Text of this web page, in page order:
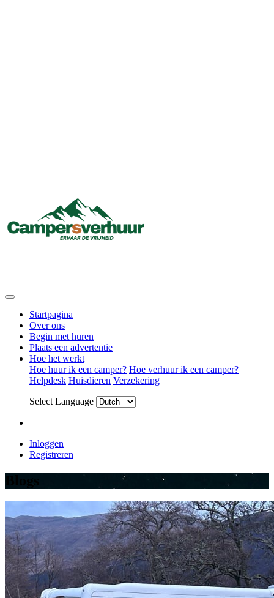
Startpagina
Over ons
Begin met huren
Plaats een advertentie
Hoe het werkt
Hoe huur ik een camper? Hoe verhuur ik een camper?
Helpdesk Huisdieren Verzekering
Select Language
Inloggen
Registreren
Blogs